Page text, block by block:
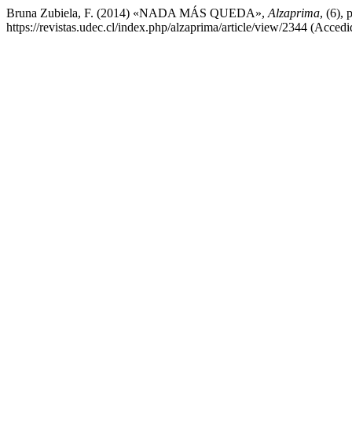
Bruna Zubiela, F. (2014) «NADA MÁS QUEDA», Alzaprima, (6),
https://revistas.udec.cl/index.php/alzaprima/article/view/2344